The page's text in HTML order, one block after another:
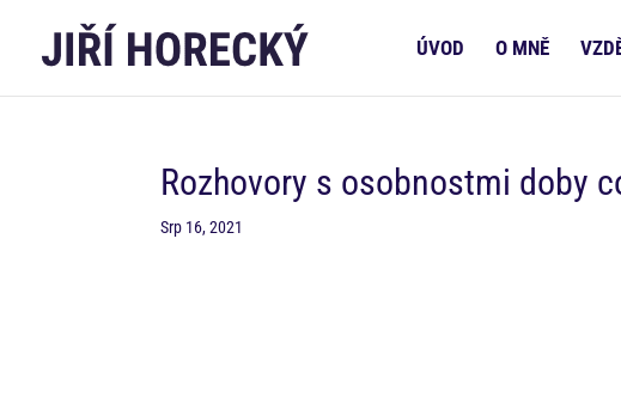
ÚVOD O MNĚ
Rozhovory s osobnostmi doby
Srp 16, 2021